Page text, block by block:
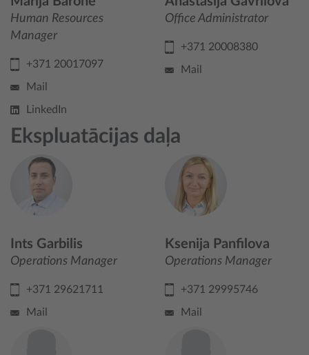
Human Resources
Manager
+371 20017097
Mail
LinkedIn
Office Administrator
+371 20008380
Mail
Ekspluatācijas daļa
Ints Garbilis
Operations Manager
+371 29621711
Mail
Ksenija Panfilova
Operations Manager
+371 29995746
Mail